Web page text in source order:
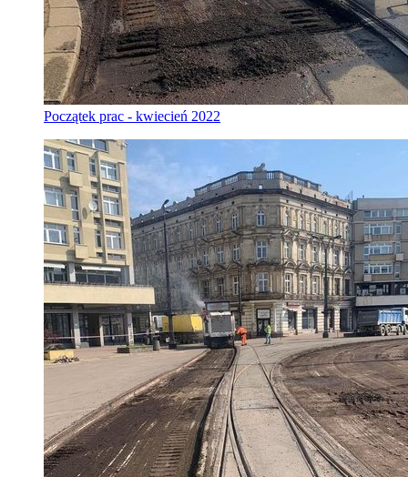
Początek prac - kwiecień 2022